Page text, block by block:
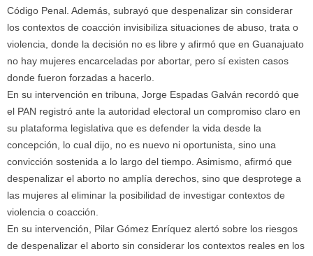
Código Penal. Además, subrayó que despenalizar sin considerar
los contextos de coacción invisibiliza situaciones de abuso, trata o
violencia, donde la decisión no es libre y afirmó que en Guanajuato
no hay mujeres encarceladas por abortar, pero sí existen casos
donde fueron forzadas a hacerlo.
En su intervención en tribuna, Jorge Espadas Galván recordó que
el PAN registró ante la autoridad electoral un compromiso claro en
su plataforma legislativa que es defender la vida desde la
concepción, lo cual dijo, no es nuevo ni oportunista, sino una
convicción sostenida a lo largo del tiempo. Asimismo, afirmó que
despenalizar el aborto no amplía derechos, sino que desprotege a
las mujeres al eliminar la posibilidad de investigar contextos de
violencia o coacción.
En su intervención, Pilar Gómez Enríquez alertó sobre los riesgos
de despenalizar el aborto sin considerar los contextos reales en los